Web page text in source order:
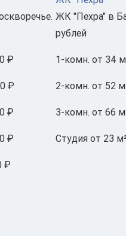
₽
₽
₽
₽
₽
ЖК "Пехра" в
рублей
1-комн. от 34
2-комн. от 52
3-комн. от 66
Студия от 23